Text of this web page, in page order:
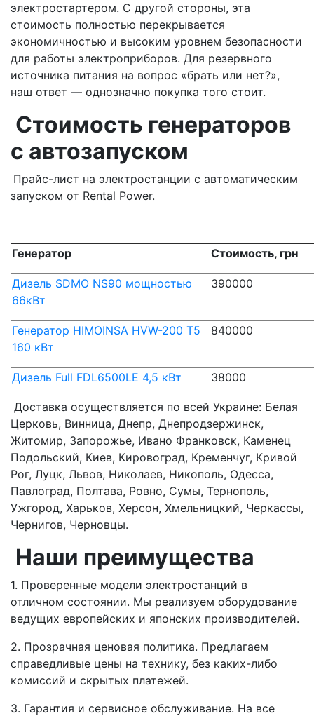
электростартером. С другой стороны, эта
стоимость полностью перекрывается
экономичностью и высоким уровнем безопасности
для работы электроприборов. Для резервного
источника питания на вопрос «брать или нет?»,
наш ответ — однозначно покупка того стоит.
Стоимость генераторов
с автозапуском
Прайс-лист на электростанции с автоматическим
запуском от Rental Power.
Генератор Стоимость, грн
Дизель SDMO NS90 мощностью
66кВт
390000
Генератор HIMOINSA HVW-200 T5
160 кВт
840000
Дизель Full FDL6500LE 4,5 кВт 38000
Доставка осуществляется по всей Украине: Белая
Церковь, Винница, Днепр, Днепродзержинск,
Житомир, Запорожье, Ивано Франковск, Каменец
Подольский, Киев, Кировоград, Кременчуг, Кривой
Рог, Луцк, Львов, Николаев, Никополь, Одесса,
Павлоград, Полтава, Ровно, Сумы, Тернополь,
Ужгород, Харьков, Херсон, Хмельницкий, Черкассы,
Чернигов, Черновцы.
Наши преимущества
1. Проверенные модели электростанций в
отличном состоянии. Мы реализуем оборудование
ведущих европейских и японских производителей.
2. Прозрачная ценовая политика. Предлагаем
справедливые цены на технику, без каких-либо
комиссий и скрытых платежей.
3. Гарантия и сервисное обслуживание. На все